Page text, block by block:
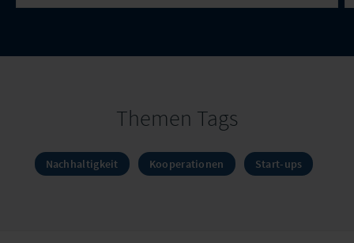
Themen Tags
Nachhaltigkeit Kooperationen Start-ups